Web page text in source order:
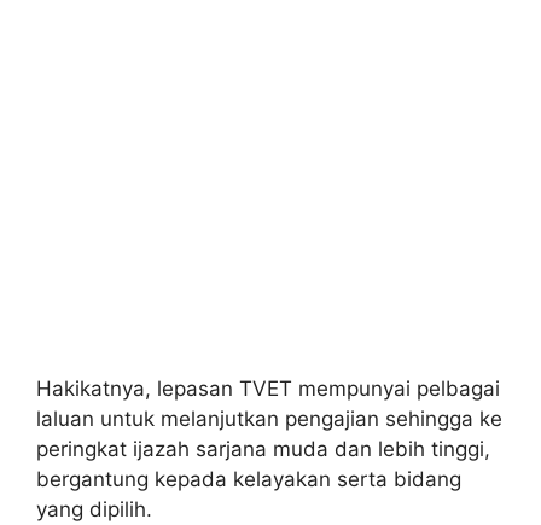
Hakikatnya, lepasan TVET mempunyai pelbagai
laluan untuk melanjutkan pengajian sehingga ke
peringkat ijazah sarjana muda dan lebih tinggi,
bergantung kepada kelayakan serta bidang
yang dipilih.